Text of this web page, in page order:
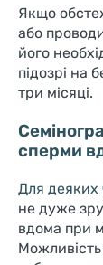
Якщо
або
його
підозрі на
три місяці.
сперми
Для деяких
не дуже
вдома при